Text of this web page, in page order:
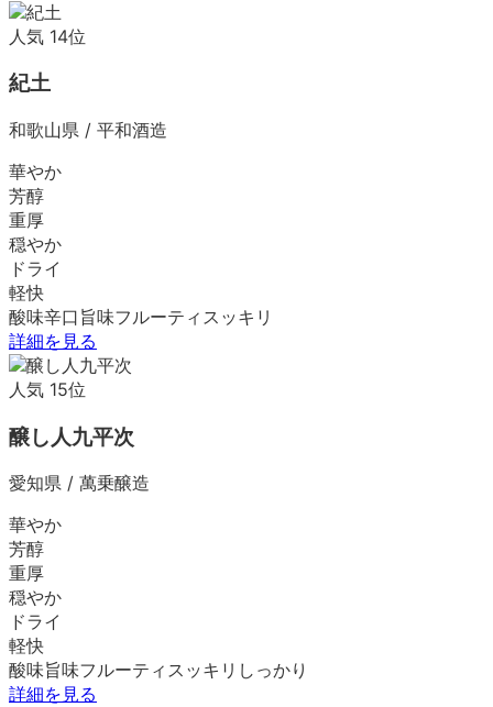
人気 14位
紀土
和歌山県 / 平和酒造
華やか
芳醇
重厚
穏やか
ドライ
軽快
酸味辛口 旨味フルーティ スッキリ
詳細を見る
人気 15位
醸し人九平次
愛知県 / 萬乗醸造
華やか
芳醇
重厚
穏やか
ドライ
軽快
酸味旨味フルーティ スッキリ しっかり
詳細を見る